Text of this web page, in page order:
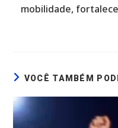
mobilidade,
VOCÊ TAMBÉM